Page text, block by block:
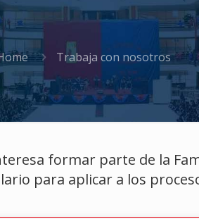
Trabaja con nosotros
formar parte de la
para aplicar a los